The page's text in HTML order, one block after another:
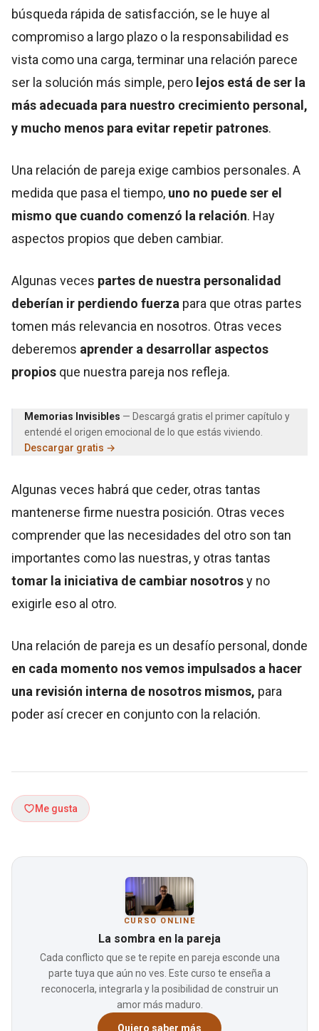
búsqueda rápida de satisfacción, se le huye al
compromiso a largo plazo o la responsabilidad es
vista como una carga, terminar una relación parece
ser la solución más simple, pero lejos está de ser la
más adecuada para nuestro crecimiento personal,
y mucho menos para evitar repetir patrones.
Una relación de pareja exige cambios personales. A
medida que pasa el tiempo, uno no puede ser el
mismo que cuando comenzó la relación. Hay
aspectos propios que deben cambiar.
Algunas veces partes de nuestra personalidad
deberían ir perdiendo fuerza para que otras partes
tomen más relevancia en nosotros. Otras veces
deberemos aprender a desarrollar aspectos
propios que nuestra pareja nos refleja.
Memorias Invisibles — Descargá gratis el primer capítulo y
entendé el origen emocional de lo que estás viviendo.
Descargar gratis →
Algunas veces habrá que ceder, otras tantas
mantenerse firme nuestra posición. Otras veces
comprender que las necesidades del otro son tan
importantes como las nuestras, y otras tantas
tomar la iniciativa de cambiar nosotrosy no
exigirle eso al otro.
Una relación de pareja es un desafío personal, donde
en cada momento nos vemos impulsados a hacer
una revisión interna de nosotros mismos, para
poder así crecer en conjunto con la relación.
Me gusta
CURSO ONLINE
La sombra en la pareja
Cada conflicto que se te repite en pareja esconde una
parte tuya que aún no ves. Este curso te enseña a
reconocerla, integrarla y la posibilidad de construir un
amor más maduro.
Quiero saber más